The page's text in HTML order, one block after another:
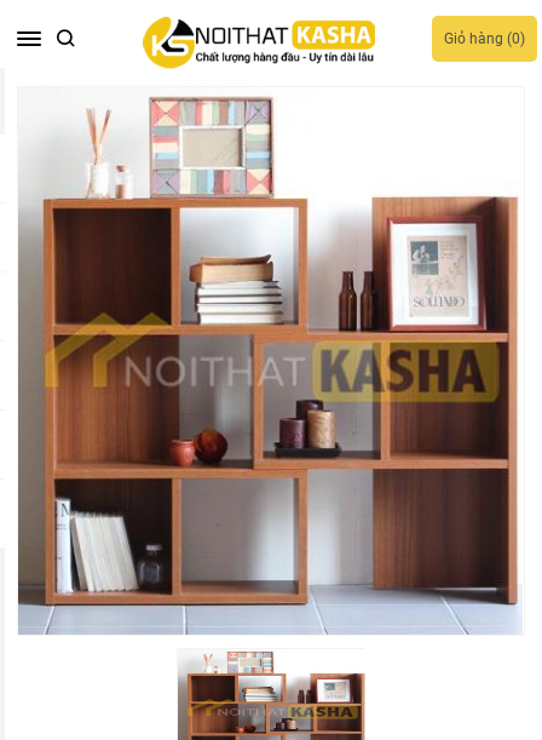
Giỏ hàng (0)